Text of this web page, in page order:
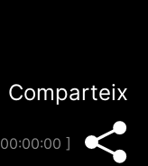
Comparteix
00:00:00 ]